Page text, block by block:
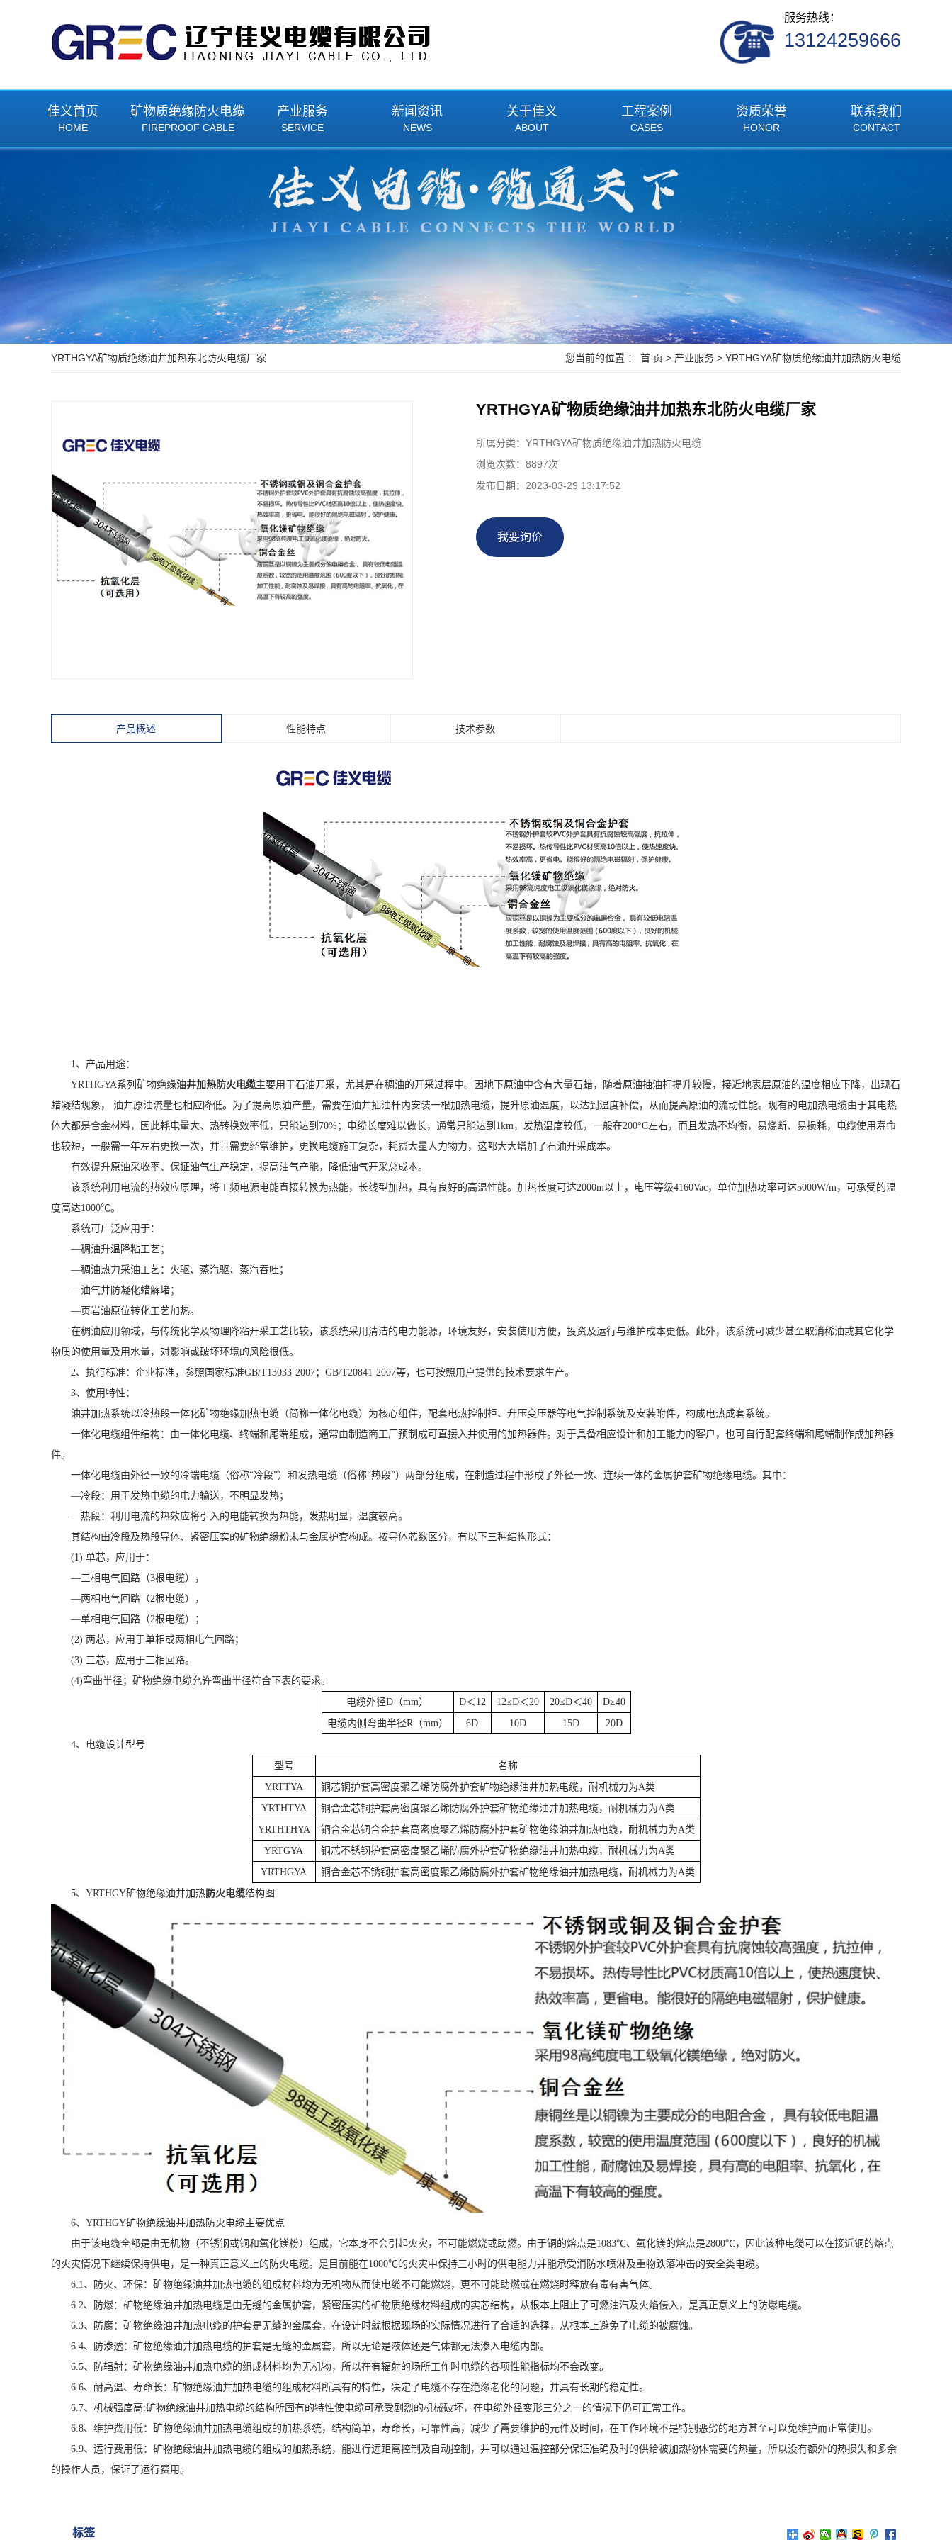
服务热线：
13124259666
佳义首页
HOME
矿物质绝缘防火电缆
FIREPROOF CABLE
BTLY(NG-A)隔离型矿物质绝缘防火电缆
YTTW柔性矿物质绝缘防火电缆
RTTZ柔性矿物质绝缘防火电缆
JRTHGY矿物质绝缘电加热防火电缆
YRTHGYA矿物质绝缘油井加热防火电缆
产业服务
SERVICE
BTLY(NG-A)隔离型矿物质绝缘防火电缆
YTTW柔性矿物质绝缘防火电缆
JRTHGY矿物质绝缘电加热防火电缆
YRTHGYA矿物质绝缘油井加热防火电缆
HFTGB不锈钢柔性防火电缆
额定电压1KV架空绝缘电缆
绿色环保型电力电缆
绿色环保型控制电缆
塑料绝缘电力电缆
塑料绝缘电线和软线
塑料绝缘分支电缆
塑料绝缘铜包铝芯电线电缆
自限温伴热带
新闻资讯
NEWS
行业资讯
关于佳义
ABOUT
企业文化
工程案例
CASES
资质荣誉
HONOR
联系我们
CONTACT
YRTHGYA矿物质绝缘油井加热东北防火电缆厂家 您当前的位置 ： 首 页 > 产业服务 > YRTHGYA矿物质绝缘油井加热防火电缆
YRTHGYA矿物质绝缘油井加热东北防火电缆厂家
所属分类： YRTHGYA矿物质绝缘油井加热防火电缆
浏览次数： 8897次
发布日期： 2023-03-29 13:17:52
我要询价
产品概述 性能特点 技术参数
1、产品用途：
YRTHGYA系列矿物绝缘油井加热防火电缆主要用于石油开采，尤其是在稠油的开采过程中。因地下原油中含有大量石蜡，随着原油抽油杆提升较慢，接近地表层原油的温度相应下降，出现石
蜡凝结现象， 油井原油流量也相应降低。为了提高原油产量，需要在油井抽油杆内安装一根加热电缆，提升原油温度，以达到温度补偿，从而提高原油的流动性能。现有的电加热电缆由于其电热
体大都是合金材料，因此耗电量大、热转换效率低，只能达到70%；电缆长度难以做长，通常只能达到1km，发热温度较低，一般在200°C左右，而且发热不均衡，易烧断、易损耗，电缆使用寿命
也较短，一般需一年左右更换一次，并且需要经常维护，更换电缆施工复杂，耗费大量人力物力，这都大大增加了石油开采成本。
有效提升原油采收率、保证油气生产稳定，提高油气产能，降低油气开采总成本。
该系统利用电流的热效应原理，将工频电源电能直接转换为热能，长线型加热，具有良好的高温性能。加热长度可达2000m以上，电压等级4160Vac，单位加热功率可达5000W/m，可承受的温
度高达1000℃。
系统可广泛应用于：
—稠油升温降粘工艺；
—稠油热力采油工艺：火驱、蒸汽驱、蒸汽吞吐；
—油气井防凝化蜡解堵；
—页岩油原位转化工艺加热。
在稠油应用领域，与传统化学及物理降粘开采工艺比较，该系统采用清洁的电力能源，环境友好，安装使用方便，投资及运行与维护成本更低。此外，该系统可减少甚至取消稀油或其它化学
物质的使用量及用水量，对影响或破坏环境的风险很低。
2、执行标准：企业标准，参照国家标准GB/T13033-2007；GB/T20841-2007等，也可按照用户提供的技术要求生产。
3、使用特性：
油井加热系统以冷热段一体化矿物绝缘加热电缆（简称一体化电缆）为核心组件，配套电热控制柜、升压变压器等电气控制系统及安装附件，构成电热成套系统。
一体化电缆组件结构：由一体化电缆、终端和尾端组成，通常由制造商工厂预制成可直接入井使用的加热器件。对于具备相应设计和加工能力的客户，也可自行配套终端和尾端制作成加热器
件。
一体化电缆由外径一致的冷端电缆（俗称“冷段”）和发热电缆（俗称“热段”）两部分组成，在制造过程中形成了外径一致、连续一体的金属护套矿物绝缘电缆。其中：
—冷段：用于发热电缆的电力输送，不明显发热；
—热段：利用电流的热效应将引入的电能转换为热能，发热明显，温度较高。
其结构由冷段及热段导体、紧密压实的矿物绝缘粉末与金属护套构成。按导体芯数区分，有以下三种结构形式：
(1) 单芯，应用于：
—三相电气回路（3根电缆），
—两相电气回路（2根电缆），
—单相电气回路（2根电缆）；
(2) 两芯，应用于单相或两相电气回路；
(3) 三芯，应用于三相回路。
(4)弯曲半径；矿物绝缘电缆允许弯曲半径符合下表的要求。
电缆外径D（mm）
D＜12 12≤D＜20 20≤D＜40
D≥40
电缆内侧弯曲半径R（mm）
6D 10D 15D
20D
4、电缆设计型号
型号
名称
YRTTYA
铜芯铜护套高密度聚乙烯防腐外护套矿物绝缘油井加热电缆，耐机械力为A类
YRTHTYA
铜合金芯铜护套高密度聚乙烯防腐外护套矿物绝缘油井加热电缆，耐机械力为A类
YRTHTHYA
铜合金芯铜合金护套高密度聚乙烯防腐外护套矿物绝缘油井加热电缆，耐机械力为A类
YRTGYA
铜芯不锈钢护套高密度聚乙烯防腐外护套矿物绝缘油井加热电缆，耐机械力为A类
YRTHGYA
铜合金芯不锈钢护套高密度聚乙烯防腐外护套矿物绝缘油井加热电缆，耐机械力为A类
5、YRTHGY矿物绝缘油井加热防火电缆结构图
6、YRTHGY矿物绝缘油井加热防火电缆主要优点
由于该电缆全都是由无机物（不锈钢或铜和氧化镁粉）组成，它本身不会引起火灾，不可能燃烧或助燃。由于铜的熔点是1083℃、氧化镁的熔点是2800℃，因此该种电缆可以在接近铜的熔点
的火灾情况下继续保持供电，是一种真正意义上的防火电缆。是目前能在1000℃的火灾中保持三小时的供电能力并能承受消防水喷淋及重物跌落冲击的安全类电缆。
6.1、防火、环保：矿物绝缘油井加热电缆的组成材料均为无机物从而使电缆不可能燃烧，更不可能助燃或在燃烧时释放有毒有害气体。
6.2、防爆：矿物绝缘油井加热电缆是由无缝的金属护套，紧密压实的矿物质绝缘材料组成的实芯结构，从根本上阻止了可燃油汽及火焰侵入，是真正意义上的防爆电缆。
6.3、防腐：矿物绝缘油井加热电缆的护套是无缝的金属套，在设计时就根据现场的实际情况进行了合适的选择，从根本上避免了电缆的被腐蚀。
6.4、防渗透：矿物绝缘油井加热电缆的护套是无缝的金属套，所以无论是液体还是气体都无法渗入电缆内部。
6.5、防辐射：矿物绝缘油井加热电缆的组成材料均为无机物，所以在有辐射的场所工作时电缆的各项性能指标均不会改变。
6.6、耐高温、寿命长：矿物绝缘油井加热电缆的组成材料所具有的特性，决定了电缆不存在绝缘老化的问题，并具有长期的稳定性。
6.7、机械强度高:矿物绝缘油井加热电缆的结构所固有的特性使电缆可承受剧烈的机械破坏，在电缆外径变形三分之一的情况下仍可正常工作。
6.8、维护费用低：矿物绝缘油井加热电缆组成的加热系统，结构简单，寿命长，可靠性高，减少了需要维护的元件及时间，在工作环境不是特别恶劣的地方甚至可以免维护而正常使用。
6.9、运行费用低：矿物绝缘油井加热电缆的组成的加热系统，能进行远距离控制及自动控制，并可以通过温控部分保证准确及时的供给被加热物体需要的热量，所以没有额外的热损失和多余
的操作人员，保证了运行费用。
标签